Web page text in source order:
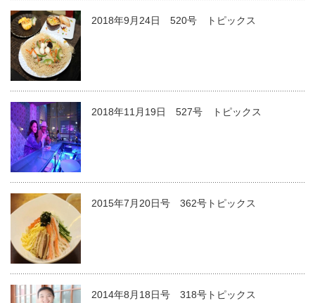
2018年9月24日 520号 トピックス
2018年11月19日 527号 トピックス
2015年7月20日号 362号トピックス
2014年8月18日号 318号トピックス